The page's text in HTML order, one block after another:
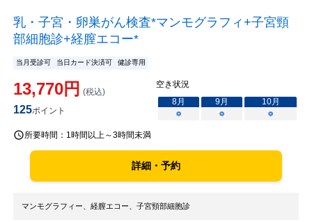
乳・子宮・卵巣がん検査*マンモグラフィ+子宮頸
部細胞診+経膣エコー*
当月受診可 当日カード決済可 健診専用
13,770円 (税込)
125ポイント
空き状況
8月 9月 10月
○
○ ○
所要時間： 1時間以上～3時間未満
詳細・予約
マンモグラフィー、経膣エコー、子宮頸部細胞診